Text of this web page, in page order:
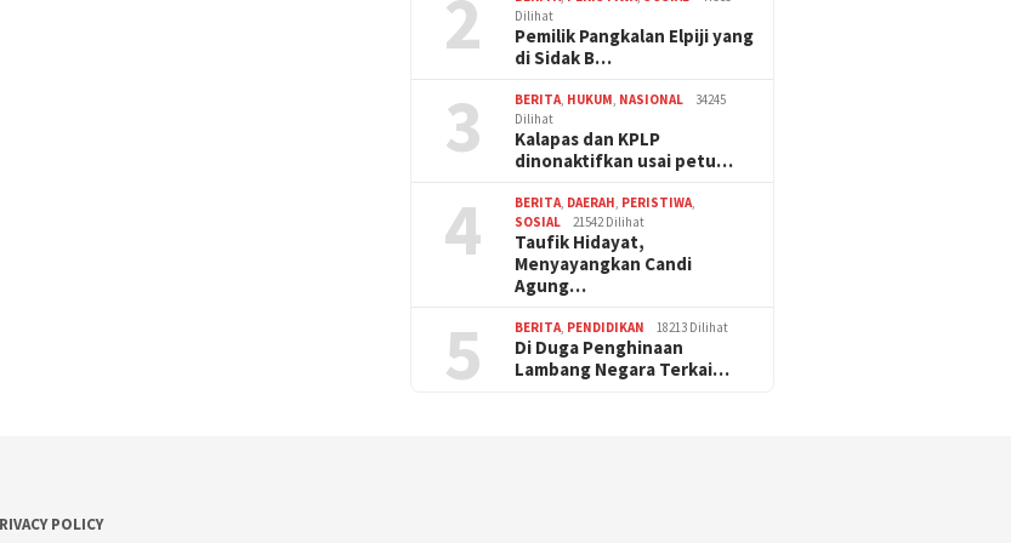
2
Dilihat
Pemilik Pangkalan Elpiji yang
di Sidak B…
3 BERITA, HUKUM, NASIONAL
34245
Dilihat
Kalapas dan KPLP
dinonaktifkan usai petu…
4 BERITA, DAERAH, PERISTIWA,
SOSIAL
21542 Dilihat
Taufik Hidayat,
Menyayangkan Candi
Agung…
5 BERITA, PENDIDIKAN 18213 Dilihat
Di Duga Penghinaan
Lambang Negara Terkai…
POLICY